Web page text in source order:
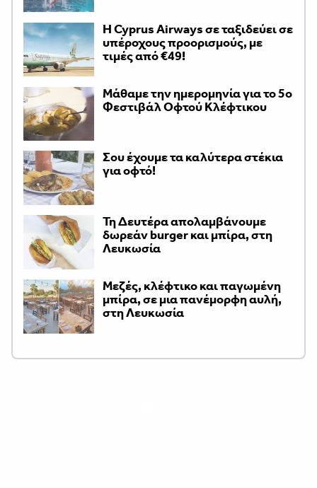
H Cyprus Airways σε ταξιδεύει σε
υπέροχους προορισμούς, με
τιμές από €49!
Μάθαμε την ημερομηνία για το 5ο
Φεστιβάλ Οφτού Κλέφτικου
Σου έχουμε τα καλύτερα στέκια
για οφτό!
Τη Δευτέρα απολαμβάνουμε
δωρεάν burger και μπίρα, στη
Λευκωσία
Μεζές, κλέφτικο και παγωμένη
μπίρα, σε μια πανέμορφη αυλή,
στη Λευκωσία